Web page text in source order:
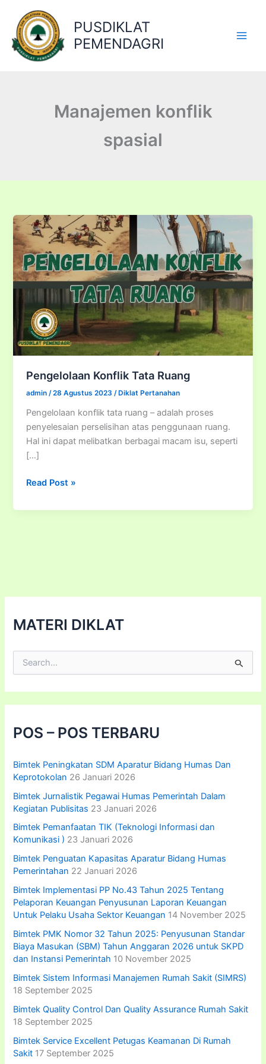
konten
PUSDIKLAT
PEMENDAGRI
Manajemen konflik
spasial
Pengelolaan Konflik Tata Ruang
admin/28 Agustus 2023/ Diklat Pertanahan
Pengelolaan konflik tata ruang – adalah proses
penyelesaian perselisihan atas penggunaan ruang.
Hal ini dapat melibatkan berbagai macam isu, seperti
[…]
Pengelolaan
Tata
Read Post »
MATERI DIKLAT
i
u
t
u
:
POS – POS TERBARU
Bimtek Peningkatan SDM Aparatur Bidang Humas Dan
Keprotokolan 26 Januari 2026
Bimtek Jurnalistik Pegawai Humas Pemerintah Dalam
Kegiatan Publisitas 23 Januari 2026
Bimtek Pemanfaatan TIK (Teknologi Informasi dan
Komunikasi ) 23 Januari 2026
Bimtek Penguatan Kapasitas Aparatur Bidang Humas
Pemerintahan 22 Januari 2026
Bimtek Implementasi PP No.43 Tahun 2025 Tentang
Pelaporan Keuangan Penyusunan Laporan Keuangan
Untuk Pelaku Usaha Sektor Keuangan 14 November 2025
Bimtek PMK Nomor 32 Tahun 2025: Penyusunan Standar
Biaya Masukan (SBM) Tahun Anggaran 2026 untuk SKPD
dan Instansi Pemerintah 10 November 2025
Bimtek Sistem Informasi Manajemen Rumah Sakit (SIMRS)
18 September 2025
Bimtek Quality Control Dan Quality Assurance Rumah Sakit
18 September 2025
Bimtek Service Excellent Petugas Keamanan Di Rumah
Sakit 17 September 2025